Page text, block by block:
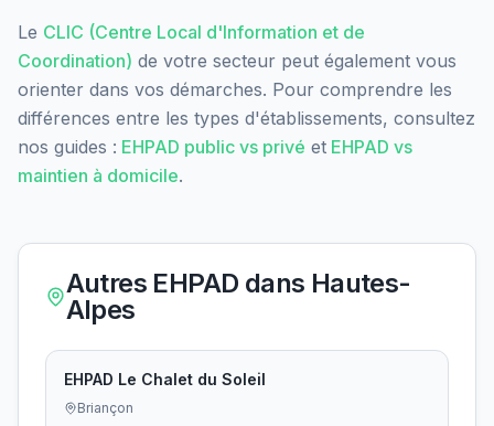
Le CLIC (Centre Local d'Information et de
Coordination) de votre secteur peut également vous
orienter dans vos démarches. Pour comprendre les
différences entre les types d'établissements, consultez
nos guides : EHPAD public vs privé et EHPAD vs
maintien à domicile.
Autres EHPAD dans Hautes-
Alpes
EHPAD Le Chalet du Soleil
Briançon